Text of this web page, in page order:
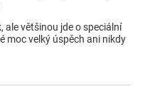
ale většinou jde o speciální
moc velký úspěch ani nikdy